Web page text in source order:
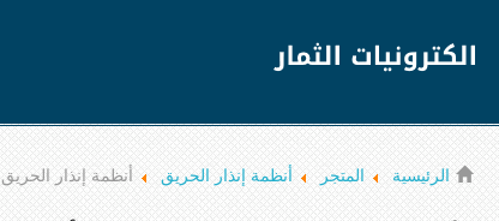
الرئيسية المتجر أنظمة إنذار الحريق أنظمة إنذار الحريق